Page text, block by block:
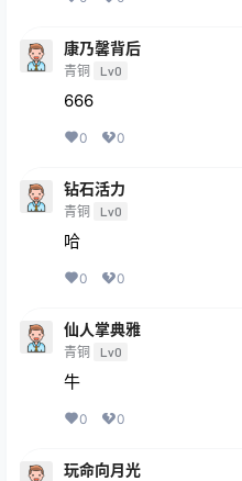
康乃馨背后
青铜 Lv0
666
0 0
钻石活力
青铜 Lv0
哈
0 0
仙人掌典雅
青铜 Lv0
牛
0 0
玩命向月光